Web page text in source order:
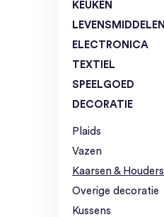
KEUKEN
LEVENSMIDDELEN
ELECTRONICA
TEXTIEL
SPEELGOED
DECORATIE
Plaids
Vazen
Kaarsen & Houders
Overige decoratie
Kussens